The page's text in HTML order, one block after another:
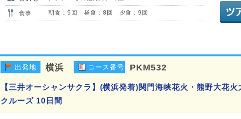
食事 朝食：9回 昼食：8回 夕食：9回
出発地 横浜 コース番号 PKM532
【三井オーシャンサクラ】(横浜発着)関門海峡花火・熊野大花火
クルーズ 10日間